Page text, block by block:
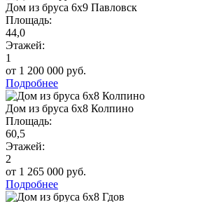
Дом из бруса 6х9 Павловск
Площадь:
44,0
Этажей:
1
от 1 200 000 руб.
Подробнее
Дом из бруса 6х8 Колпино
Площадь:
60,5
Этажей:
2
от 1 265 000 руб.
Подробнее